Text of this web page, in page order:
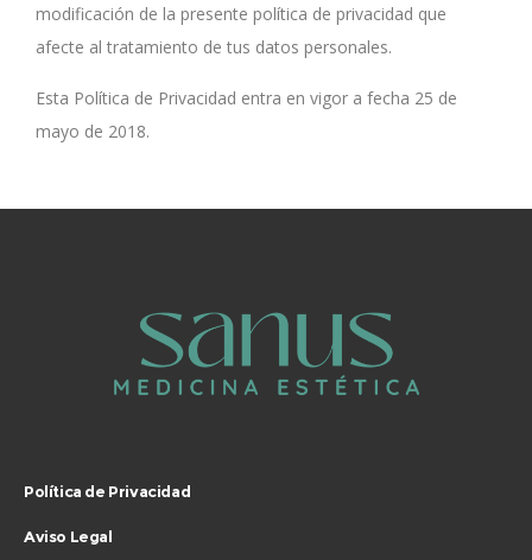
modificación de la presente política de privacidad que
afecte al tratamiento de tus datos personales.
Esta Política de Privacidad entra en vigor a fecha 25 de
mayo de 2018.
Política de Privacidad
Aviso Legal